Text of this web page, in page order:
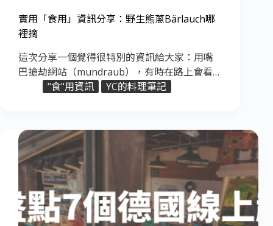
實用「食用」資訊分享：野生熊蔥Bärlauch哪
裡摘
這次分享一個覺得很特別的資訊給大家：用嘴
巴搶劫網站（mundraub），有時在路上會看…
"食"用資訊
YC的料理筆記